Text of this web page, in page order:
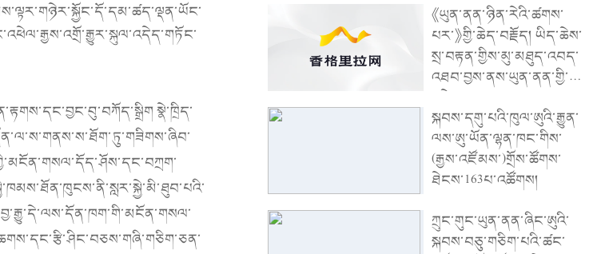
སྣེ་ཁྲིད་
《ཡུན་ནན་ཉིན་རེའི་ཚགས་
པར་》གྱི་ཆེད་བརྗོད། ཡིད་ཆེས་
སྲ་བརྟན་གྱིས་མུ་མཐུད་འབད་
འཐབ་བྱས་ནས་ཡུན་ནན་གྱི་
འཕེལ་རྒྱས་རྣམ་པ་གསར་པ་
གཏོད།
སྐབས་དགུ་པའི་ཁུལ་ཨུའི་རྒྱུན་
ལས་ཨུ་ཡོན་ལྷན་ཁང་གིས་
(རྒྱས་འཛོམས་)གྲོས་ཚོགས་
ཐེངས་163པ་འཚོགས།
ཀྲུང་གུང་ཡུན་ནན་ཞིང་ཨུའི་
སྐབས་བཅུ་གཅིག་པའི་ཚང་